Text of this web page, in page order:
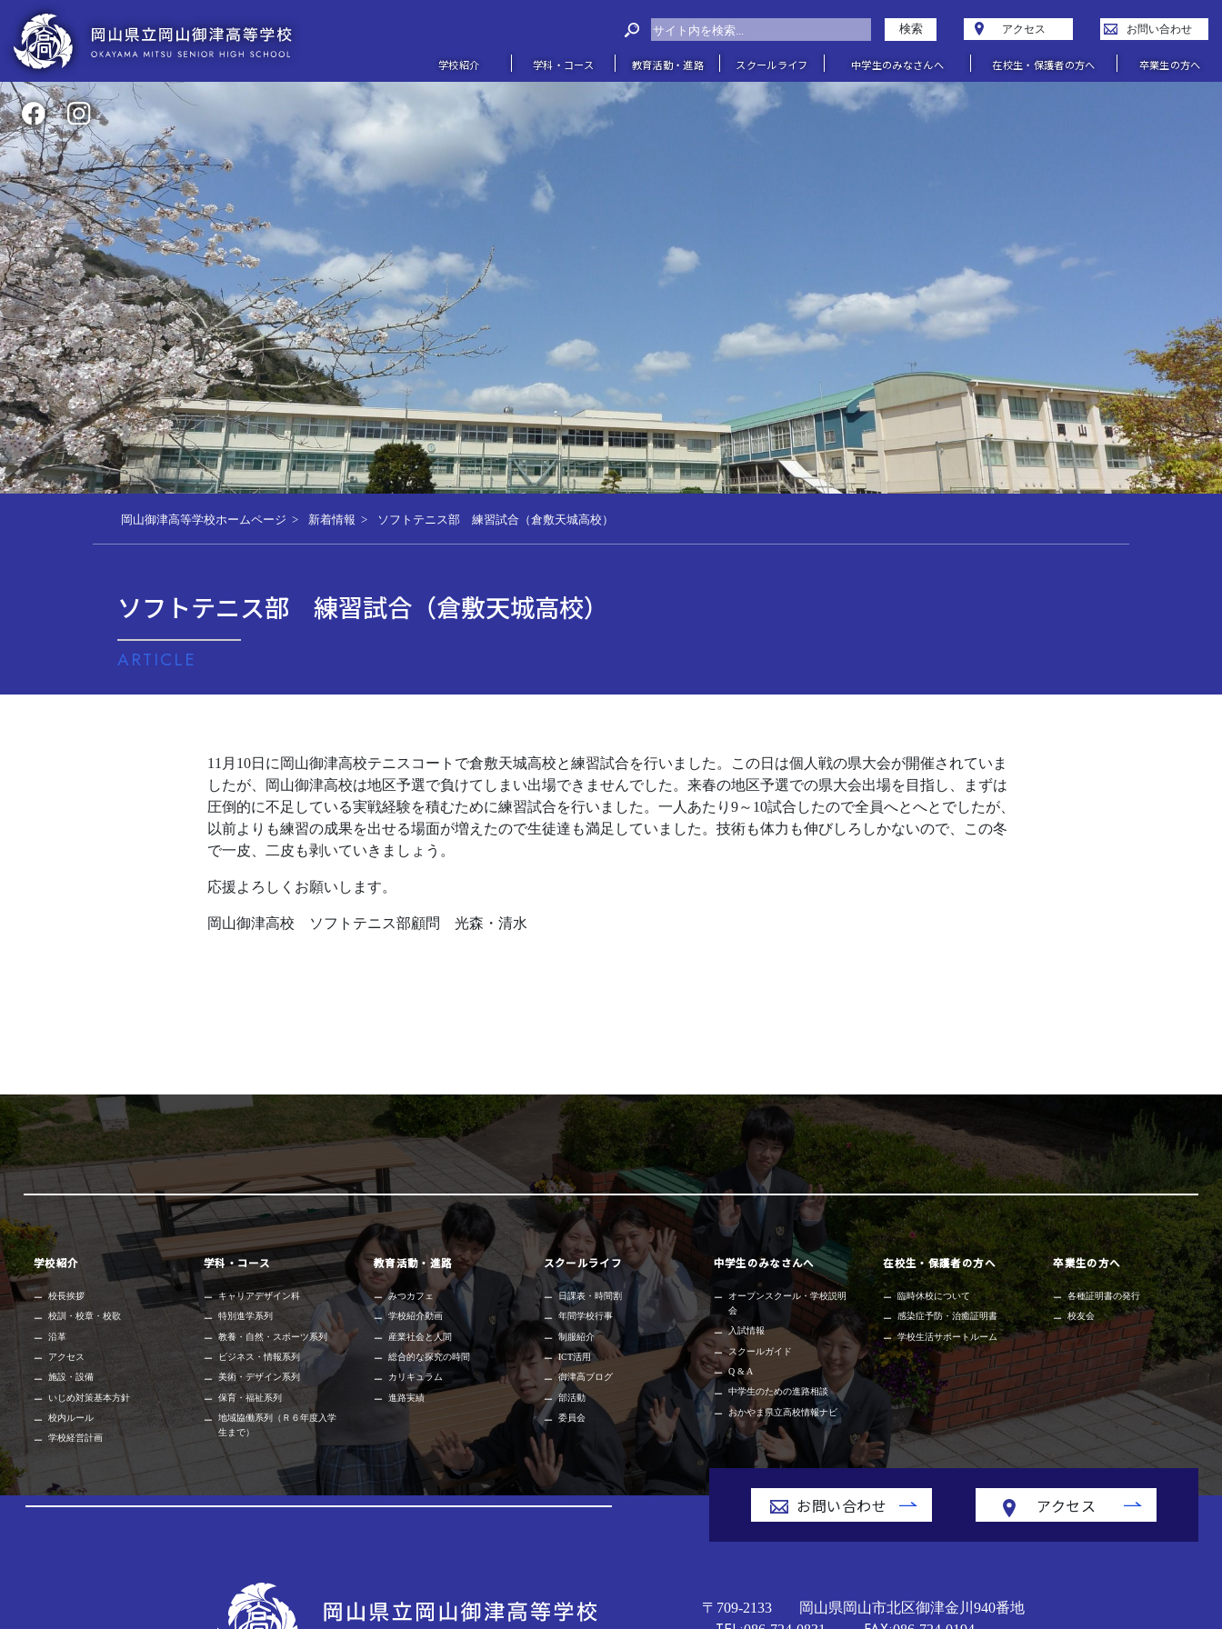
検索 アクセス お問い合わせ
学校紹介 学科・コース 教育活動・進路 スクールライフ 中学生のみなさんへ 在校生・保護者の方へ 卒業生の方へ
岡山御津高等学校ホームページ 新着情報 ソフトテニス部 練習試合（倉敷天城高校）
ソフトテニス部 練習試合（倉敷天城高校）
ARTICLE
11月10日に岡山御津高校テニスコートで倉敷天城高校と練習試合を行いました。この日は個人戦の県大会が開催されていま
したが、岡山御津高校は地区予選で負けてしまい出場できませんでした。来春の地区予選での県大会出場を目指し、まずは
圧倒的に不足している実戦経験を積むために練習試合を行いました。一人あたり9～10試合したので全員へとへとでしたが、
以前よりも練習の成果を出せる場面が増えたので生徒達も満足していました。技術も体力も伸びしろしかないので、この冬
で一皮、二皮も剥いていきましょう。
応援よろしくお願いします。
岡山御津高校 ソフトテニス部顧問 光森・清水
学校紹介
校長挨拶
校訓・校章・校歌
沿革
アクセス
施設・設備
いじめ対策基本方針
校内ルール
学校経営計画
学科・コース
キャリアデザイン科
特別進学系列
教養・自然・スポーツ系列
ビジネス・情報系列
美術・デザイン系列
保育・福祉系列
地域協働系列（Ｒ６年度入学
生まで）
教育活動・進路
みつカフェ
学校紹介動画
産業社会と人間
総合的な探究の時間
カリキュラム
進路実績
スクールライフ
日課表・時間割
年間学校行事
制服紹介
ICT活用
御津高ブログ
部活動
委員会
中学生のみなさんへ
オープンスクール・学校説明
会
入試情報
スクールガイド
Q & A
中学生のための進路相談
おかやま県立高校情報ナビ
在校生・保護者の方へ
臨時休校について
感染症予防・治癒証明書
学校生活サポートルーム
卒業生の方へ
各種証明書の発行
校友会
お問い合わせ アクセス
〒709-2133 岡山県岡山市北区御津金川940番地